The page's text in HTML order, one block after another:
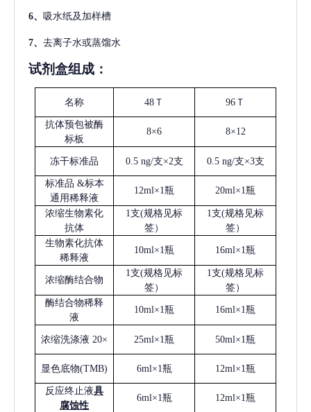
6、 吸水纸及加样槽
7、 去离子水或蒸馏水
试剂盒组成：
名称 48Ｔ 96Ｔ
抗体预包被酶
标板
8×6 8×12
冻干标准品 0.5 ng/支×2支 0.5 ng/支×3支
标准品 &标本
通用稀释液
12ml×1瓶 20ml×1瓶
浓缩生物素化
抗体
1支(规格见标
签）
1支(规格见标
签）
生物素化抗体
稀释液
10ml×1瓶 16ml×1瓶
浓缩酶结合物
1支(规格见标
签）
1支(规格见标
签）
酶结合物稀释
液
10ml×1瓶 16ml×1瓶
浓缩洗涤液 20× 25ml×1瓶 50ml×1瓶
显色底物(TMB) 6ml×1瓶 12ml×1瓶
反应终止液具
腐蚀性
6ml×1瓶 12ml×1瓶